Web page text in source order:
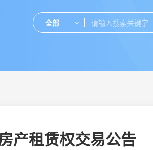
全部
产租赁权交易公告